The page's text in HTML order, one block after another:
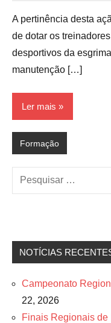
A pertinência desta
de dotar os
desportivos da
manutenção […]
Ler mais
Formação
Pesquisar
por:
NOTÍCIAS
Campeonato
22, 2026
Finais Regionais